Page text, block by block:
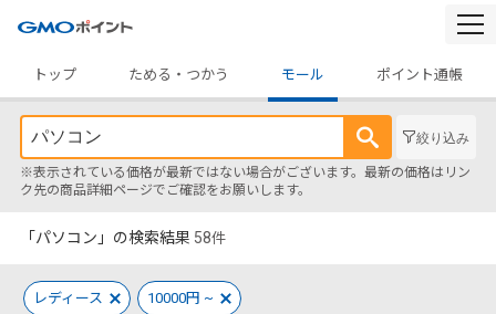
トップ
ためる・つかう モール ポイント通帳
絞り込み
※表示されている価格が最新ではない場合がございます。最新の価格はリン
ク先の商品詳細ページでご確認をお願いします。
「パソコン」の検索結果 58件
レディース 10000円 ~